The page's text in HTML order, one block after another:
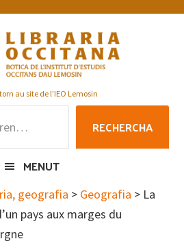
au site de l'IEO Lemosin
RECHERCHA
MENUT
geografia > Geografia > La
pays aux marges du